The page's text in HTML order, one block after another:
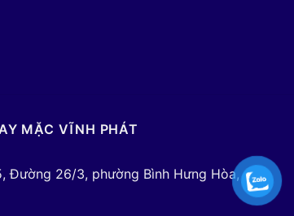
MẶC VĨNH PHÁT
Đường 26/3, phường Bình Hưng Hòa,